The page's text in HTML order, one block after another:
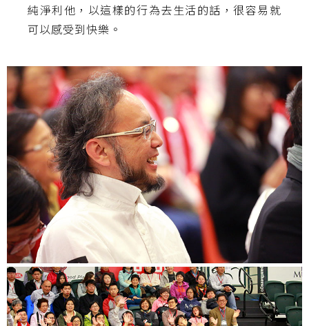
純淨利他，以這樣的行為去生活的話，很容易就
可以感受到快樂。